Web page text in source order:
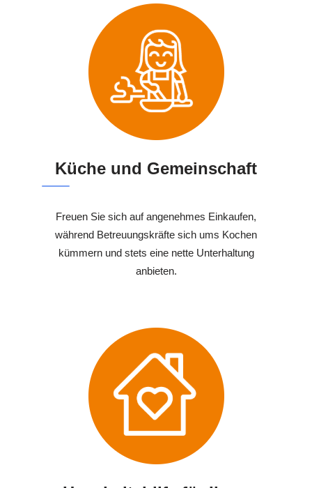
Küche und Gemeinschaft
Freuen Sie sich auf angenehmes Einkaufen,
während Betreuungskräfte sich ums Kochen
kümmern und stets eine nette Unterhaltung
anbieten.